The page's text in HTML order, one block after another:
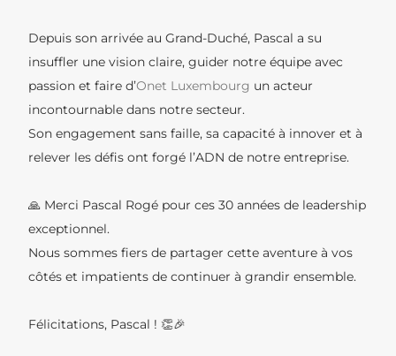
Depuis son arrivée au Grand-Duché, Pascal a su
insuffler une vision claire, guider notre équipe avec
passion et faire d’Onet Luxembourg un acteur
incontournable dans notre secteur.
Son engagement sans faille, sa capacité à innover et à
relever les défis ont forgé l’ADN de notre entreprise.
🙏 Merci Pascal Rogé pour ces 30 années de leadership
exceptionnel.
Nous sommes fiers de partager cette aventure à vos
côtés et impatients de continuer à grandir ensemble.
Félicitations, Pascal ! 👏🎉